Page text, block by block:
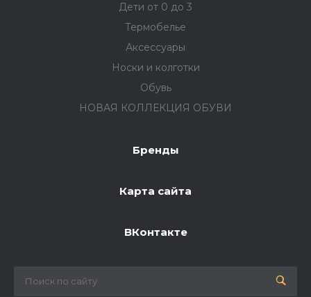
Дети от 0 до 3
Термобелье
Аксессуары
Носки и колготки
Обувь
НОВАЯ КОЛЛЕКЦИЯ ОБУВИ
Бренды
Карта сайта
ВКонтакте